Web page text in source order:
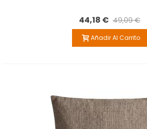
44,18 € 49,09 €
Añadir Al Carrito